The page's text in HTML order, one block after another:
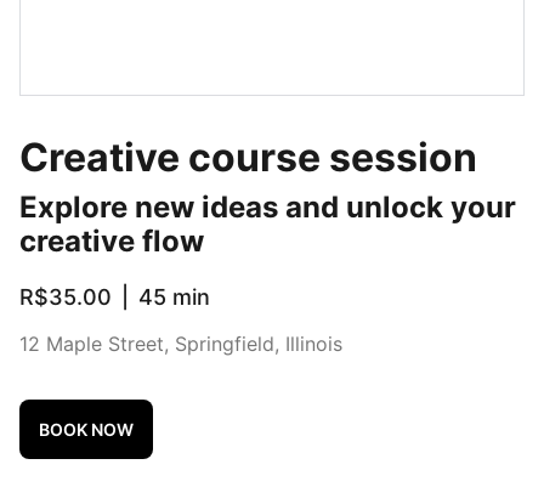
Creative course session
Explore new ideas and unlock your
creative flow
R$35.00 45 min
12 Maple Street, Springfield, Illinois
BOOK NOW